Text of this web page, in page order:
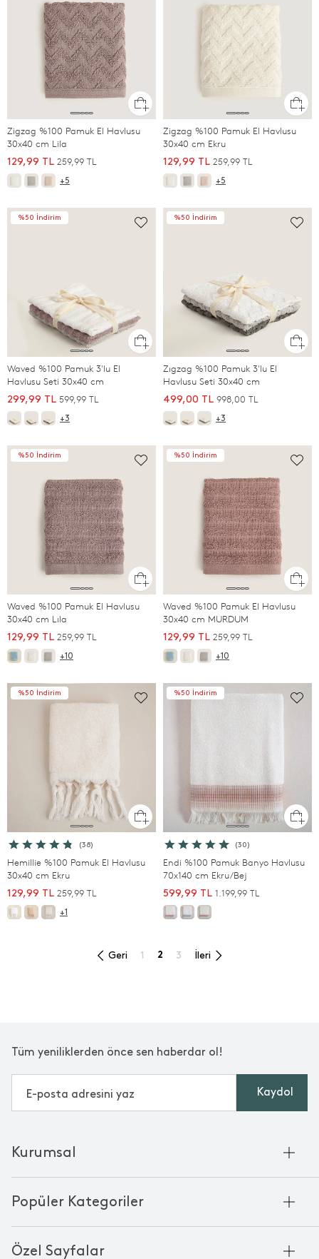
Zigzag %100 Pamuk El Havlusu
30x40 cm Lila
129,99 TL 259,99 TL
+5
Zigzag %100 Pamuk El Havlusu
30x40 cm Ekru
129,99 TL 259,99 TL
+5
%50 İndirim
Waved %100 Pamuk 3'lu El
Havlusu Seti 30x40 cm
299,99 TL 599,99 TL
+3
%50 İndirim
Zıgzag %100 Pamuk 3'lu El
Havlusu Seti 30x40 cm
499,00 TL 998,00 TL
+3
%50 İndirim
Waved %100 Pamuk El Havlusu
30x40 cm Lıla
129,99 TL 259,99 TL
+10
%50 İndirim
Waved %100 Pamuk El Havlusu
30x40 cm MURDUM
129,99 TL 259,99 TL
+10
%50 İndirim
(38)
Hemillie %100 Pamuk El Havlusu
30x40 cm Ekru
129,99 TL 259,99 TL
+1
%50 İndirim
(30)
Endi %100 Pamuk Banyo Havlusu
70x140 cm Ekru/Bej
599,99 TL 1.199,99 TL
Geri 1 2 3 İleri
Tüm yeniliklerden önce sen haberdar ol!
Kaydol
Popüler Kategoriler
Bornoz
Özel Sayfalar
Kurumsal
Kurumsal Satış
Chakra Manifesto